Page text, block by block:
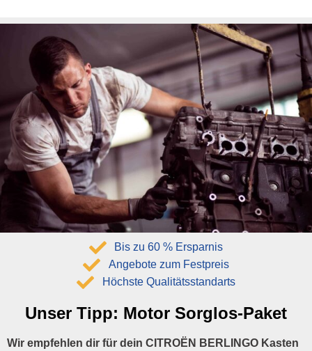
Unser Tipp: Motor Sorglos-Paket
Wir empfehlen dir für dein CITROËN BERLINGO Kasten
Bis zu 60 % Ersparnis
Angebote zum Festpreis
Höchste Qualitätsstandarts